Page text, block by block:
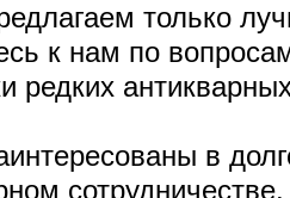
только
к нам по
редких
в